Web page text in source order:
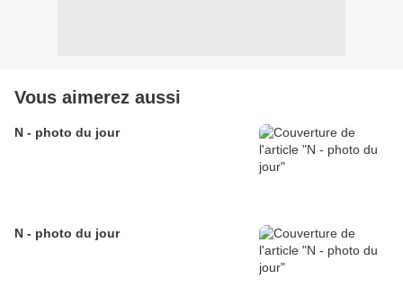
Vous aimerez aussi
N - photo du jour
N - photo du jour